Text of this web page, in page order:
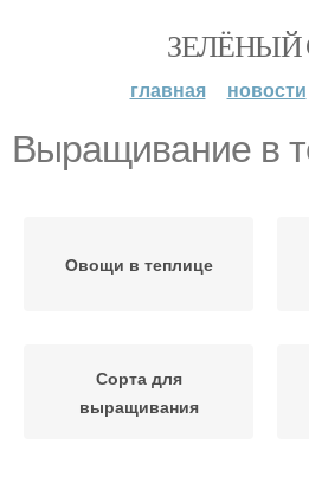
ЗЕЛЁНЫЙ
главная новости
Выращивание в
Овощи в теплице
Сорта для
выращивания